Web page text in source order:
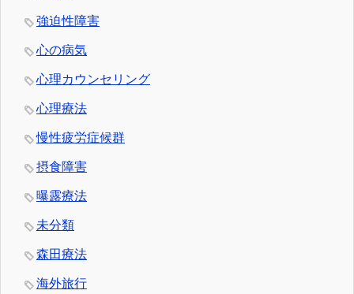
強迫性障害
心の病気
心理カウンセリング
心理療法
慢性疲労症候群
摂食障害
曝露療法
未分類
森田療法
海外旅行